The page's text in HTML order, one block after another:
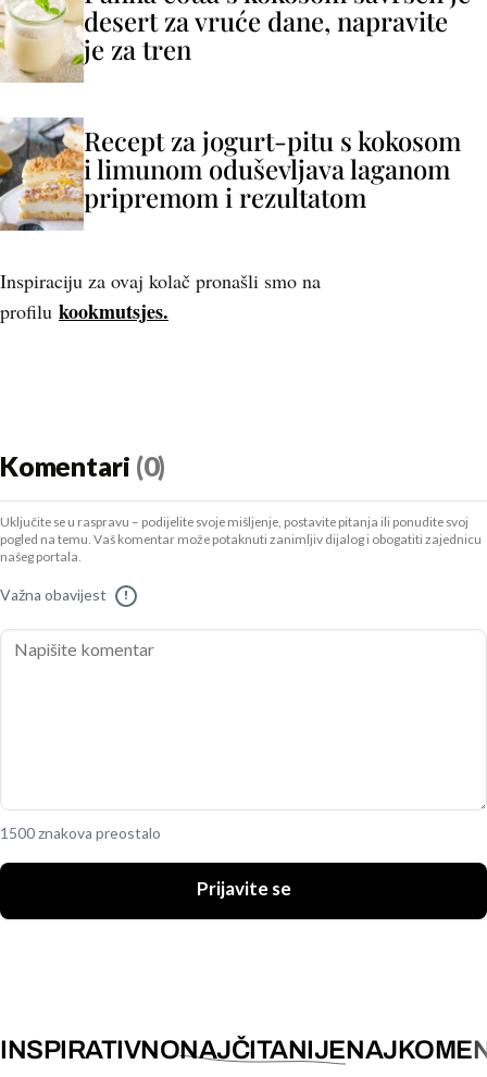
desert za vruće dane, napravite
je za tren
Recept za jogurt-pitu s kokosom
i limunom oduševljava laganom
pripremom i rezultatom
Inspiraciju za ovaj kolač pronašli smo na
profilu kookmutsjes.
Komentari (0)
Uključite se u raspravu – podijelite svoje mišljenje, postavite pitanja ili ponudite svoj
pogled na temu. Vaš komentar može potaknuti zanimljiv dijalog i obogatiti zajednicu
našeg portala.
Važna obavijest !
1500 znakova preostalo
Prijavite se
INSPIRATIVNONAJČITANIJE